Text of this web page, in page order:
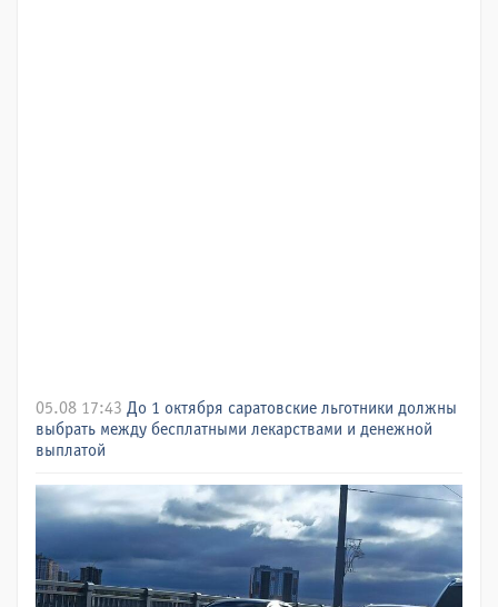
05.08 17:43 До 1 октября саратовские льготники должны
выбрать между бесплатными лекарствами и денежной
выплатой